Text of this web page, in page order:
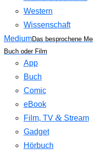
Western
Wissenschaft
MediumDas besprochene
Buch oder Film
App
Buch
Comic
eBook
Film, TV &Stream
Gadget
Hörbuch